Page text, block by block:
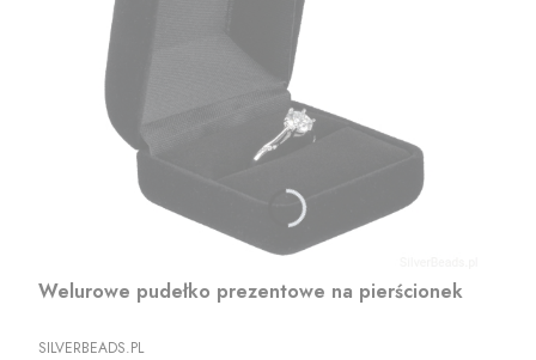
Welurowe pudełko prezentowe na pierścionek
PRODUCENT
SILVERBEADS.PL